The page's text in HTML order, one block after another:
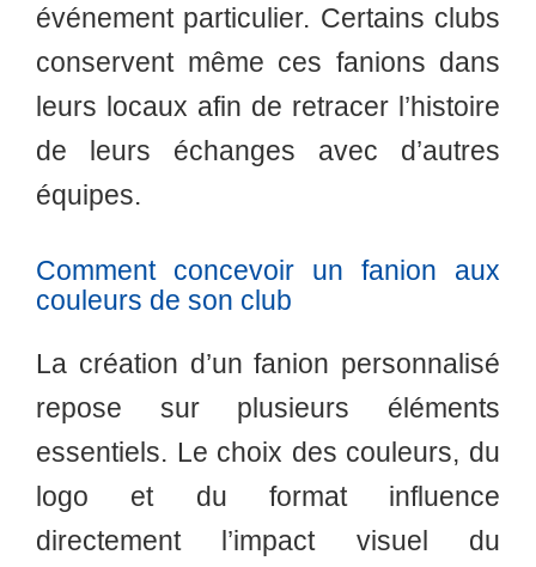
événement particulier. Certains clubs
conservent même ces fanions dans
leurs locaux afin de retracer l’histoire
de leurs échanges avec d’autres
équipes.
Comment concevoir un fanion aux
couleurs de son club
La création d’un fanion personnalisé
repose sur plusieurs éléments
essentiels. Le choix des couleurs, du
logo et du format influence
directement l’impact visuel du